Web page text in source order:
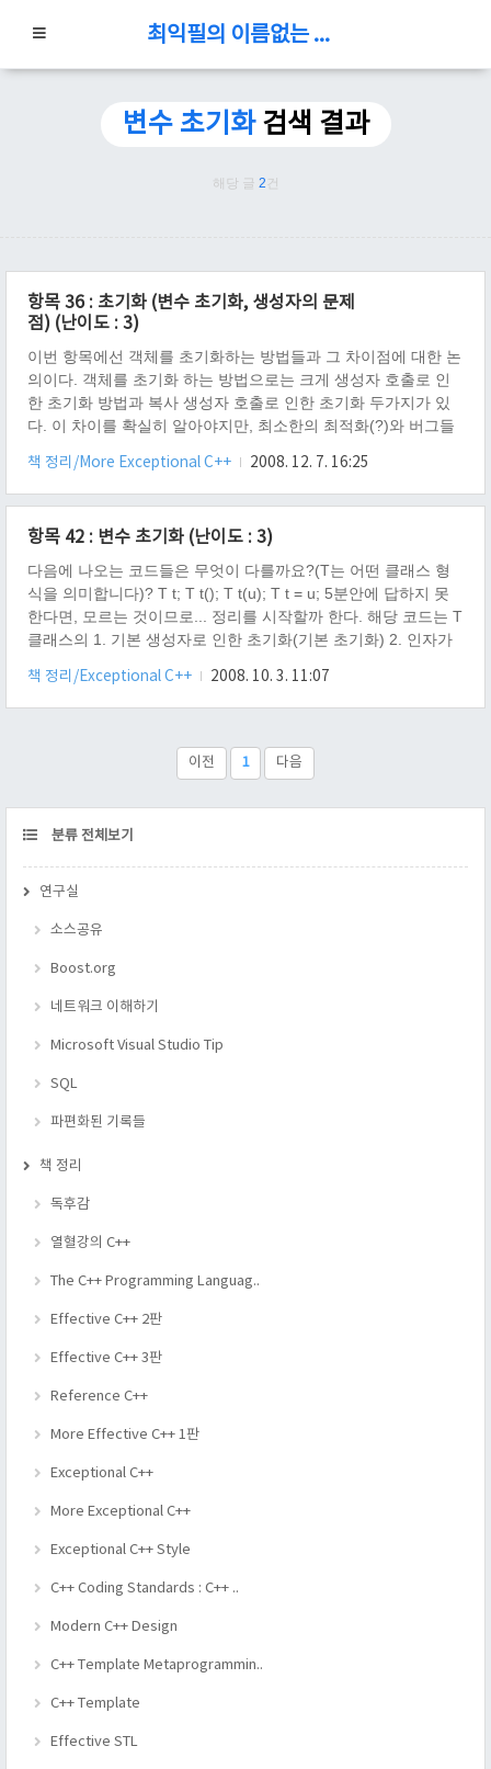
최익필의 이름없는 블로그
변수 초기화 검색 결과
해당 글 2 건
항목 36 : 초기화 (변수 초기화, 생성자의 문제
점) (난이도 : 3)
이번 항목에선 객체를 초기화하는 방법들과 그 차이점에 대한 논
의이다. 객체를 초기화 하는 방법으로는 크게 생성자 호출로 인
한 초기화 방법과 복사 생성자 호출로 인한 초기화 두가지가 있
다. 이 차이를 확실히 알아야지만, 최소한의 최적화(?)와 버그들
의 7단원, 37 항목에서 이 내용에 대해서 자세히 언급하고 있는
데, 생각해 볼만한 질문을 두개 던저준다. 질문 1. 생성자 호출로
인가? 질문 2. 다음 예제중 생성자 호출로 인한 초기화와 복사 생
성자 호출로 인한 초기화를 구분 지어 설명 하라. class T : public
S { public: T() : S( 1 )/..
책 정리/More Exceptional C++ 2008. 12. 7. 16:25
항목 42 : 변수 초기화 (난이도 : 3)
다음에 나오는 코드들은 무엇이 다를까요?(T는 어떤 클래스 형
식을 의미합니다)? T t; T t(); T t(u); T t = u; 5분안에 답하지 못
한다면, 모르는 것이므로... 정리를 시작할까 한다. 해당 코드는 T
클래스의 1. 기본 생성자로 인한 초기화(기본 초기화) 2. 인자가
초기화(복사 초기화) 의 차이를 말하고 있다. 1. T t; 해당 코드는,
기본 생성자로 인한 초기화를 뜻하며, 그 어떠한 생성자가 없거
나도 이 코드는 T::T() 의 호출이다. 라고 단정 지었다.(이렇게 사
용한적이 없어서..) 하지만 이 코드는 .. T 타입을 반환하..
책 정리/Exceptional C++ 2008. 10. 3. 11:07
이전 1 다음
CATEGORY
분류 전체보기
연구실
소스공유
Boost.org
네트워크 이해하기
Microsoft Visual Studio Tip
SQL
파편화된 기록들
책 정리
독후감
열혈강의 C++
The C++ Programming Languag..
Effective C++ 2판
Effective C++ 3판
Reference C++
More Effective C++ 1판
Exceptional C++
More Exceptional C++
Exceptional C++ Style
C++ Coding Standards : C++ ..
Modern C++ Design
C++ Template Metaprogrammin..
C++ Template
Effective STL